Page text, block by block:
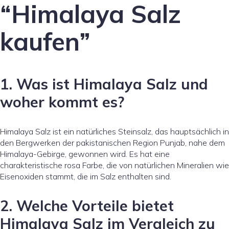
“Himalaya Salz
kaufen”
1. Was ist Himalaya Salz und
woher kommt es?
Himalaya Salz ist ein natürliches Steinsalz, das hauptsächlich in
den Bergwerken der pakistanischen Region Punjab, nahe dem
Himalaya-Gebirge, gewonnen wird. Es hat eine
charakteristische rosa Farbe, die von natürlichen Mineralien wie
Eisenoxiden stammt, die im Salz enthalten sind.
2. Welche Vorteile bietet
Himalaya Salz im Vergleich zu